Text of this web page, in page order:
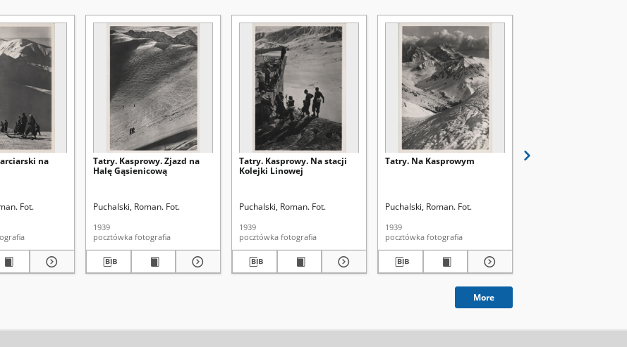
na
Fot.
fotografia
Tatry. Kasprowy. Zjazd na
Halę Gąsienicową
Puchalski, Roman. Fot.
1939
pocztówka fotografia
Tatry. Kasprowy. Na stacji
Kolejki Linowej
Puchalski, Roman. Fot.
1939
pocztówka fotografia
Tatry. Na Kasprowym
Puchalski, Roman. Fot.
1939
pocztówka fotografia
More